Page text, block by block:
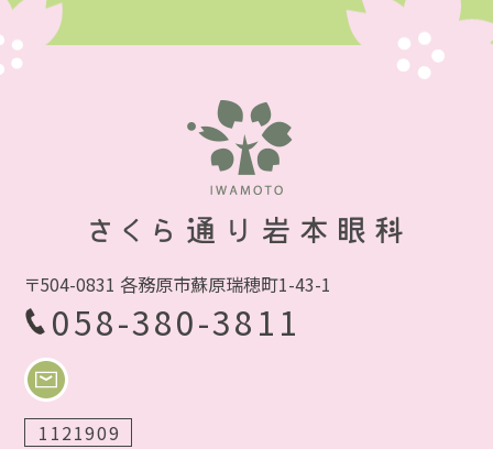
〒504-0831 各務原市蘇原瑞穂町1-43-1
058-380-3811
1121909